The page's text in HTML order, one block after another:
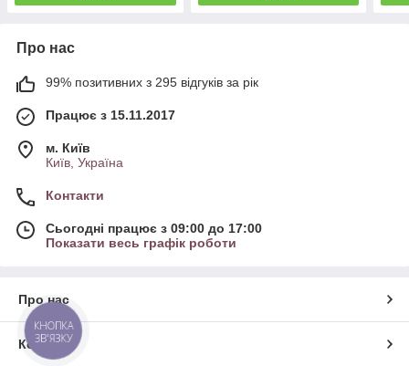
Про нас
99% позитивних з 295 відгуків за рік
Працює з 15.11.2017
м. Київ
Київ, Україна
Контакти
Сьогодні працює з 09:00 до 17:00
Показати весь графік роботи
Про нас
Контакти
КНОПКА
ЗВ'ЯЗКУ